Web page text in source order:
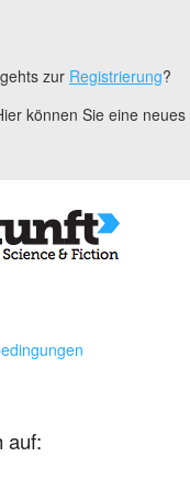
zur Registrierung?
können Sie eine neues
auf: